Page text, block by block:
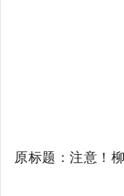
原标题：注意！